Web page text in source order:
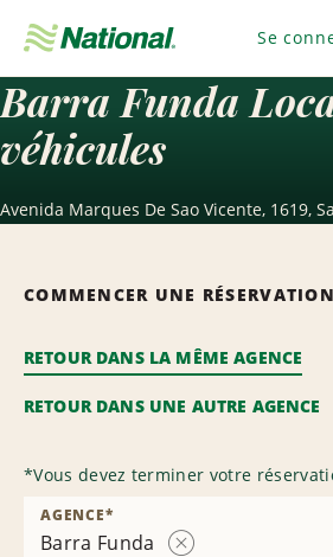
navigation
Se
Barra Funda
véhicules
Avenida Marques De Sao Vicente, 1619,
COMMENCER UNE RÉSERVATION
RETOUR DANS LA MÊME AGENCE
RETOUR DANS UNE AUTRE AGENCE
*Vous devez terminer votre
Barra Funda
AGENCE*